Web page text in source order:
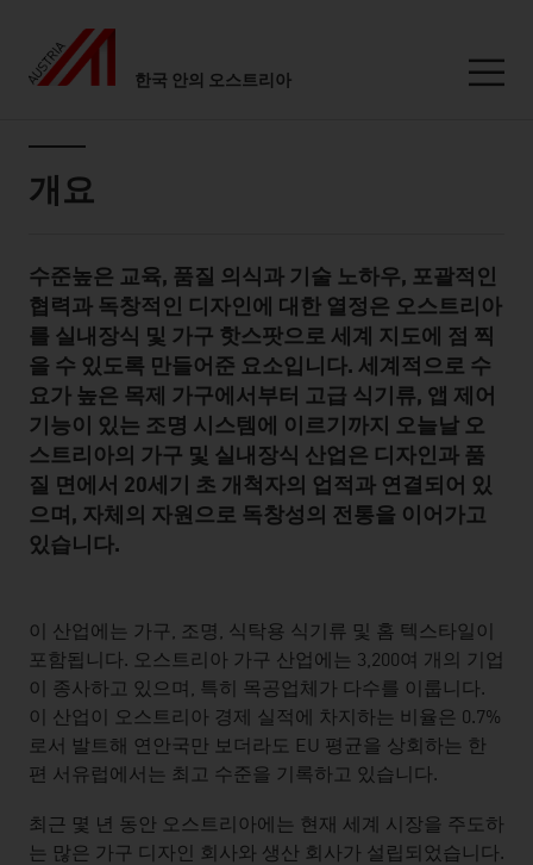
한국 안의 오스트리아
개요
Standard Content Module
수준높은 교육, 품질 의식과 기술 노하우, 포괄적인
협력과 독창적인 디자인에 대한 열정은 오스트리아
를 실내장식 및 가구 핫스팟으로 세계 지도에 점 찍
을 수 있도록 만들어준 요소입니다. 세계적으로 수
요가 높은 목제 가구에서부터 고급 식기류, 앱 제어
기능이 있는 조명 시스템에 이르기까지 오늘날 오
스트리아의 가구 및 실내장식 산업은 디자인과 품
질 면에서 20세기 초 개척자의 업적과 연결되어 있
으며, 자체의 자원으로 독창성의 전통을 이어가고
있습니다.
listen
이 산업에는 가구, 조명, 식탁용 식기류 및 홈 텍스타일이
포함됩니다. 오스트리아 가구 산업에는 3,200여 개의 기업
이 종사하고 있으며, 특히 목공업체가 다수를 이룹니다.
이 산업이 오스트리아 경제 실적에 차지하는 비율은 0.7%
로서 발트해 연안국만 보더라도 EU 평균을 상회하는 한
편 서유럽에서는 최고 수준을 기록하고 있습니다.
최근 몇 년 동안 오스트리아에는 현재 세계 시장을 주도하
는 많은 가구 디자인 회사와 생산 회사가 설립되었습니다.